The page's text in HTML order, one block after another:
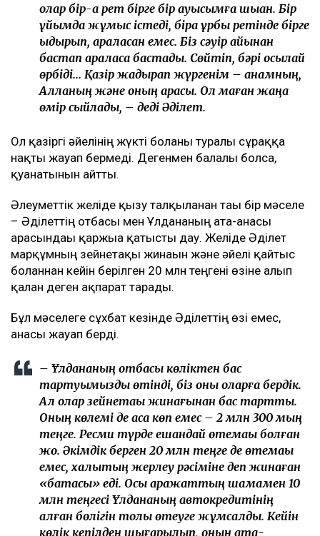
олар бір-ақ рет бірге бір ауысымға шыққан. Бір
ұйымда жұмыс істеді, бірақ құрбы ретінде бірге
қыдырып, араласқан емес. Біз сәуір айынан
бастап араласа бастадық. Сөйтіп, бәрі осылай
өрбіді... Қазір жадырап жүргенім – анамның,
Алланың және оның арқасы. Ол маған жаңа
өмір сыйлады, – деді Әділет.
Ол қазіргі әйелінің жүкті болғаны туралы сұраққа
нақты жауап бермеді. Дегенмен балалы болса,
қуанатынын айтты.
Әлеуметтік желіде қызу талқыланған тағы бір мәселе
– Әділеттің отбасы мен Ұлдананың ата-анасы
арасындағы қаржыға қатысты дау. Желіде Әділет
марқұмның зейнетақы жинағын және әйелі қайтыс
болғаннан кейін берілген 20 млн теңгені өзіне алып
қалған деген ақпарат тарады.
Бұл мәселеге сұхбат кезінде Әділеттің өзі емес,
анасы жауап берді.
– Ұлдананың отбасы көліктен бас
тартуымызды өтінді, біз оны оларға бердік.
Ал олар зейнетақы жинағынан бас тартты.
Оның көлемі де аса көп емес – 2 млн 300 мың
теңге. Ресми түрде ешқандай өтемақы болған
жоқ. Әкімдік берген 20 млн теңге де өтемақы
емес, халықтың жерлеу рәсіміне деп жинаған
«батасы» еді. Осы қаражаттың шамамен 10
млн теңгесі Ұлдананың автокредитінің
қалған бөлігін толық өтеуге жұмсалды. Кейін
көлік кепілден шығарылып, оның ата-